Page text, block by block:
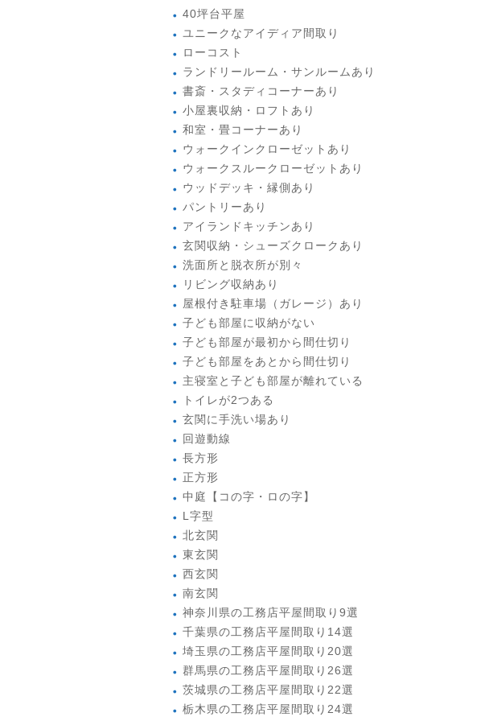
40坪台平屋
ユニークなアイディア間取り
ローコスト
ランドリールーム・サンルームあり
書斎・スタディコーナーあり
小屋裏収納・ロフトあり
和室・畳コーナーあり
ウォークインクローゼットあり
ウォークスルークローゼットあり
ウッドデッキ・縁側あり
パントリーあり
アイランドキッチンあり
玄関収納・シューズクロークあり
洗面所と脱衣所が別々
リビング収納あり
屋根付き駐車場（ガレージ）あり
子ども部屋に収納がない
子ども部屋が最初から間仕切り
子ども部屋をあとから間仕切り
主寝室と子ども部屋が離れている
トイレが2つある
玄関に手洗い場あり
回遊動線
長方形
正方形
中庭【コの字・ロの字】
L字型
北玄関
東玄関
西玄関
南玄関
神奈川県の工務店平屋間取り9選
千葉県の工務店平屋間取り14選
埼玉県の工務店平屋間取り20選
群馬県の工務店平屋間取り26選
茨城県の工務店平屋間取り22選
栃木県の工務店平屋間取り24選